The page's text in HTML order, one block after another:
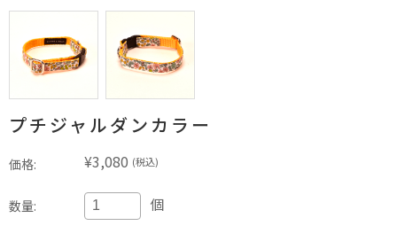
プチジャルダンカラー
価格: ¥3,080 (税込)
数量: 個